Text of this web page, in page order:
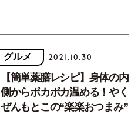
グルメ 2021.10.30
【簡単薬膳レシピ】身体の内
側からポカポカ温める！やく
ぜんもとこの“楽楽おつまみ”